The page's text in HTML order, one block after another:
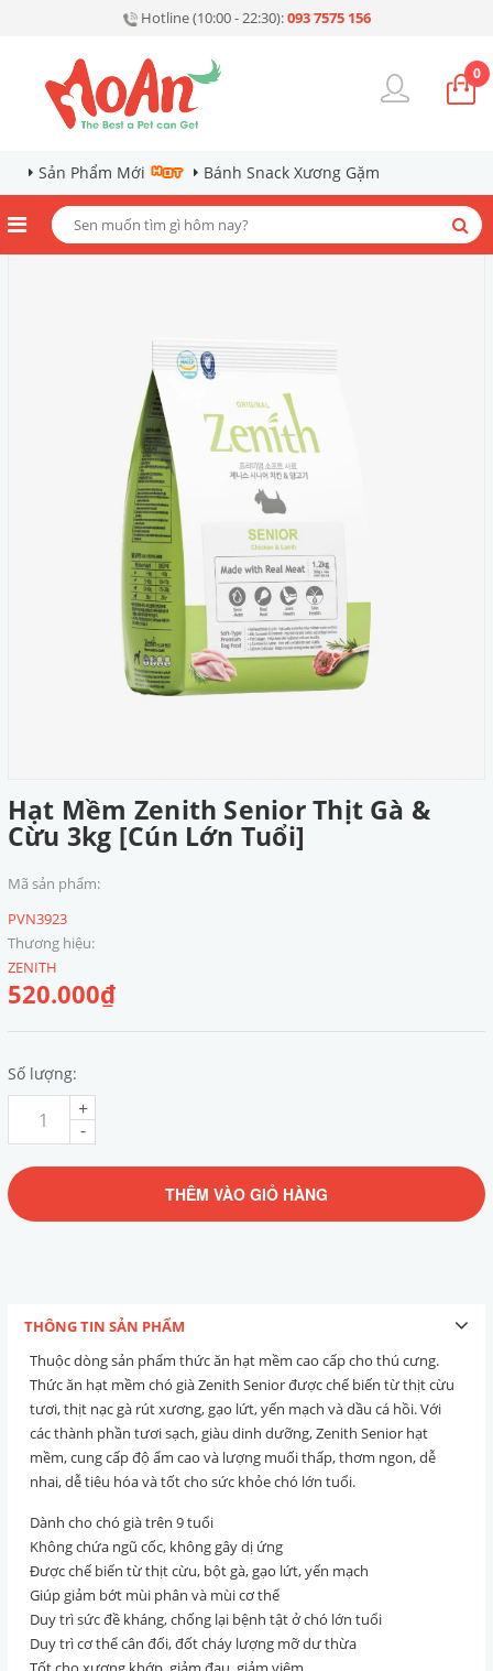
Hotline (10:00 - 22:30):093 7575 156
0
Sản Phẩm Mới Bánh Snack Xương Gặm
Hạt Mềm Zenith Senior Thịt Gà &
Cừu 3kg [Cún Lớn Tuổi]
Mã sản phẩm:
PVN3923
Thương hiệu:
ZENITH
520.000₫
Số lượng:
-
+
THÊM VÀO GIỎ HÀNG
THÔNG TIN SẢN PHẨM
Thuộc dòng sản phẩm thức ăn hạt mềm cao cấp cho thú cưng.
Thức ăn hạt mềm chó già Zenith Senior được chế biến từ thịt cừu
tươi, thịt nạc gà rút xương, gạo lứt, yến mạch và dầu cá hồi. Với
các thành phần tươi sạch, giàu dinh dưỡng, Zenith Senior hạt
mềm, cung cấp độ ẩm cao và lượng muối thấp, thơm ngon, dễ
nhai, dễ tiêu hóa và tốt cho sức khỏe chó lớn tuổi.
Dành cho chó già trên 9 tuổi
Không chứa ngũ cốc, không gây dị ứng
Được chế biến từ thịt cừu, bột gà, gạo lứt, yến mạch
Giúp giảm bớt mùi phân và mùi cơ thể
Duy trì sức đề kháng, chống lại bệnh tật ở chó lớn tuổi
Duy trì cơ thể cân đối, đốt cháy lượng mỡ dư thừa